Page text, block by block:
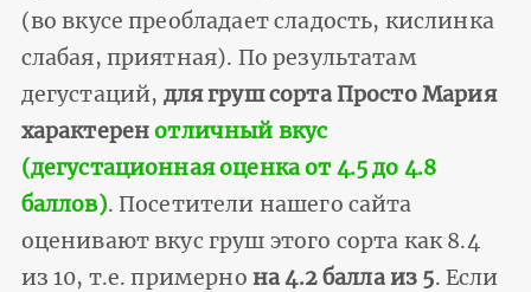
(во вкусе преобладает сладость, кислинка
слабая, приятная). По результатам
дегустаций, для груш сорта Просто Мария
характеренотличный вкус
(дегустационная оценка от 4.5 до 4.8
баллов). Посетители нашего сайта
оценивают вкус груш этого сорта как 8.4
из 10, т.е. примерно на 4.2 балла из 5. Если